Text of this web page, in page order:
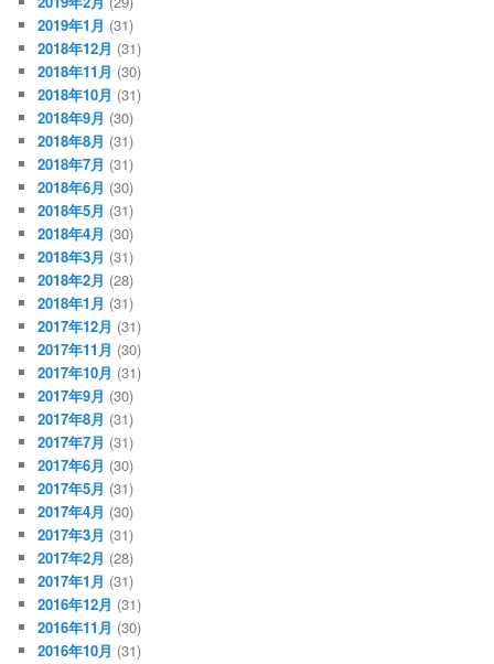
2019年1月 (31)
2018年12月 (31)
2018年11月 (30)
2018年10月 (31)
2018年9月 (30)
2018年8月 (31)
2018年7月 (31)
2018年6月 (30)
2018年5月 (31)
2018年4月 (30)
2018年3月 (31)
2018年2月 (28)
2018年1月 (31)
2017年12月 (31)
2017年11月 (30)
2017年10月 (31)
2017年9月 (30)
2017年8月 (31)
2017年7月 (31)
2017年6月 (30)
2017年5月 (31)
2017年4月 (30)
2017年3月 (31)
2017年2月 (28)
2017年1月 (31)
2016年12月 (31)
2016年11月 (30)
2016年10月 (31)